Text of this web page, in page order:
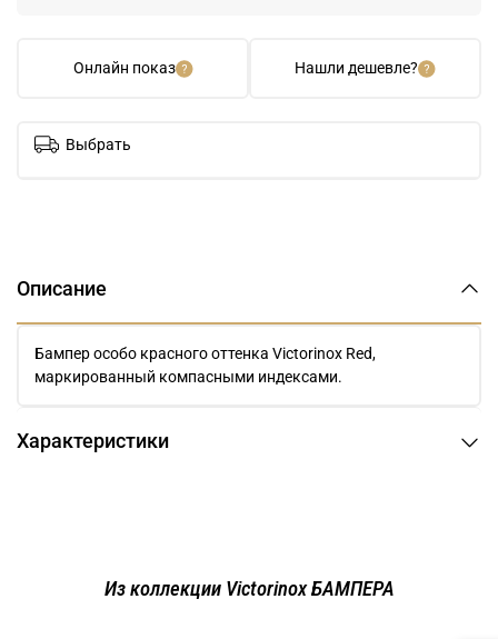
Онлайн показ Нашли дешевле?
Выбрать
Описание
Бампер особо красного оттенка Victorinox Red,
маркированный компасными индексами.
Характеристики
Из коллекции Victorinox БАМПЕРА